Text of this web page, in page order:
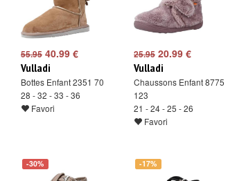
55.95 40.99 €
Vulladi
Bottes Enfant 2351 70
28 - 32 - 33 - 36
Favori
25.95 20.99 €
Vulladi
Chaussons Enfant 8775
123
21 - 24 - 25 - 26
Favori
-30% -17%